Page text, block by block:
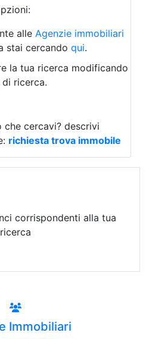
alle Agenzie immobiliari
stai cercando qui.
la tua ricerca modificando
ricerca.
che cercavi? descrivi
richiesta trova immobile
corrispondenti alla tua
ricerca
Immobiliari